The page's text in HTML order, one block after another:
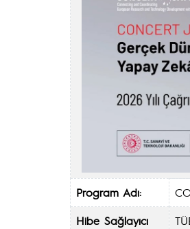
Program Adı:
Hibe Sağlayıcı